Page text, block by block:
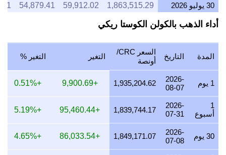
30 يوليو 2026 1,863,515.29
59,912.02
54,879.41
29 يوليو 2026 1,841,945.18
59,218.54
28 يوليو 2026 1,834,424.55
58,976.75
54,022.70
27 يوليو 2026 1,857,785.98
59,727.82
54,710.68
59,250.32
54,273.29
25 يوليو 2026 1,842,933.64
24 يوليو 2026 1,849,236.89
59,452.97
54,458.92
23 يوليو 2026 1,836,971.84
59,058.64
54,097.72
22 يوليو 2026 1,882,409.68
أداء الذهب بالكولن الكوستا ريكي
المدة التاريخ
السعر CRC/
أونصة
التغير التغير %
1 يوم
2026-
08-07
1,935,204.62
+9,900.69
+0.51%
1
أسبوع
2026-
07-31
1,839,744.17
+95,460.44
+5.19%
30 يوم
2026-
07-08
1,849,171.07
+86,033.54
+4.65%